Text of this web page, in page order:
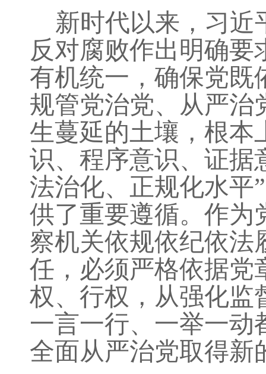
新时代以来，习近
反对腐败作出明确要
有机统一，确保党既
规管党治党、从严治
生蔓延的土壤，根本
识、程序意识、证据
法治化、正规化水平
供了重要遵循。作为
察机关依规依纪依法
任，必须严格依据党
权、行权，从强化监
一言一行、一举一动
全面从严治党取得新